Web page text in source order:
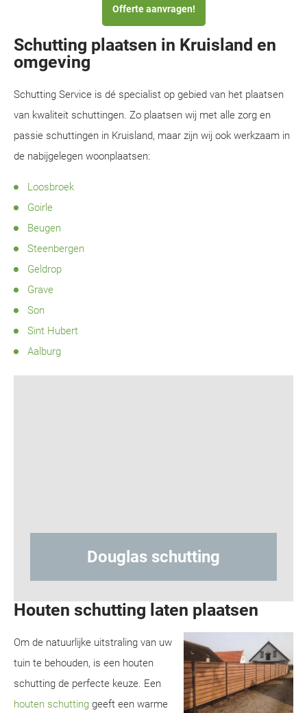
Offerte aanvragen!
Schutting plaatsen in Kruisland en
omgeving
Schutting Service is dé specialist op gebied van het plaatsen
van kwaliteit schuttingen. Zo plaatsen wij met alle zorg en
passie schuttingen in Kruisland, maar zijn wij ook werkzaam in
de nabijgelegen woonplaatsen:
Loosbroek
Goirle
Beugen
Steenbergen
Geldrop
Grave
Son
Sint Hubert
Aalburg
Hout-
Houten schutting laten plaatsen
Om de natuurlijke uitstraling van uw
tuin te behouden, is een houten
schutting de perfecte keuze. Een
houten schutting geeft een warme